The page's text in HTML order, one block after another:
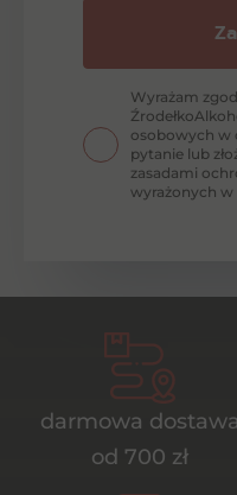
Wyrażam
osobowych w
pytanie lub
zasadami
wyrażonych w
darmowa dostawa
od 700 zł